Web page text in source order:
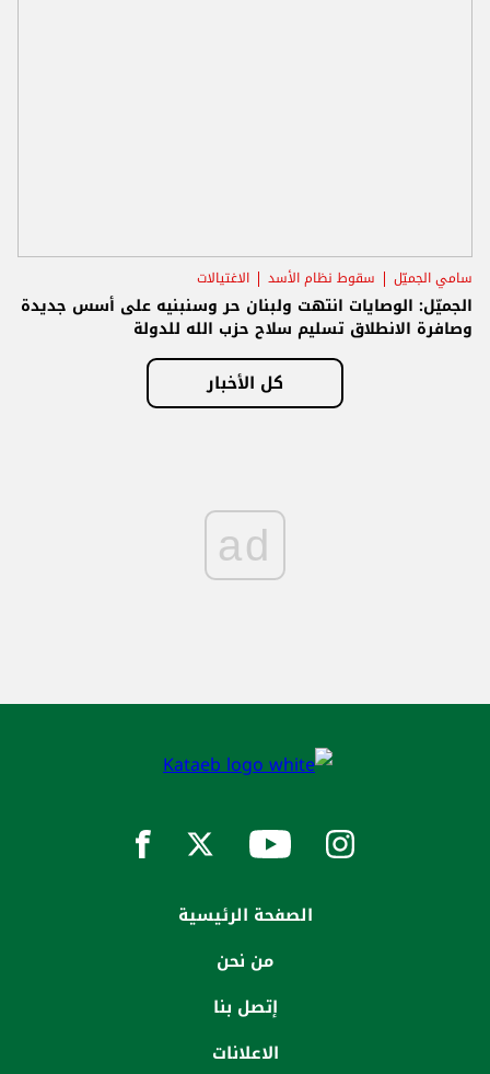
سامي الجميّل سقوط نظام الأسد الاغتيالات
الجميّل: الوصايات انتهت ولبنان حر وسنبنيه على أسس جديدة
وصافرة الانطلاق تسليم سلاح حزب الله للدولة
كل الأخبار
ad
الصفحة الرئيسية
من نحن
إتصل بنا
الاعلانات